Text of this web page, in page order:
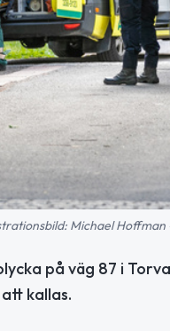
Michael Hoffman
på väg 87 i
kallas.